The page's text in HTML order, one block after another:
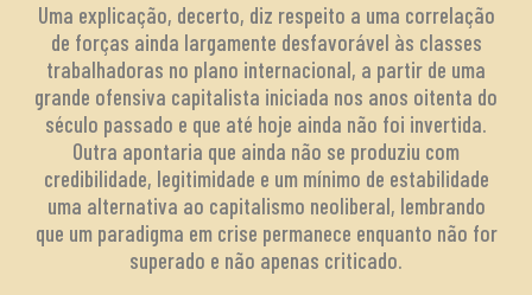
Uma explicação, decerto, diz respeito a uma correlação
de forças ainda largamente desfavorável às classes
trabalhadoras no plano internacional, a partir de uma
grande ofensiva capitalista iniciada nos anos oitenta do
século passado e que até hoje ainda não foi invertida.
Outra apontaria que ainda não se produziu com
credibilidade, legitimidade e um mínimo de estabilidade
uma alternativa ao capitalismo neoliberal, lembrando
que um paradigma em crise permanece enquanto não for
superado e não apenas criticado.